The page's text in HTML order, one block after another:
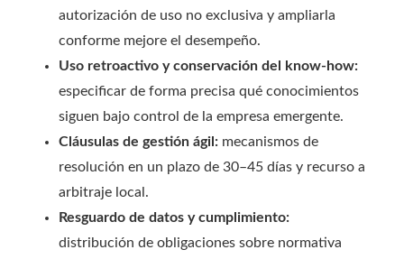
autorización de uso no exclusiva y ampliarla
conforme mejore el desempeño.
Uso retroactivo y conservación del know‑how:
especificar de forma precisa qué conocimientos
siguen bajo control de la empresa emergente.
Cláusulas de gestión ágil: mecanismos de
resolución en un plazo de 30–45 días y recurso a
arbitraje local.
Resguardo de datos y cumplimiento:
distribución de obligaciones sobre normativa